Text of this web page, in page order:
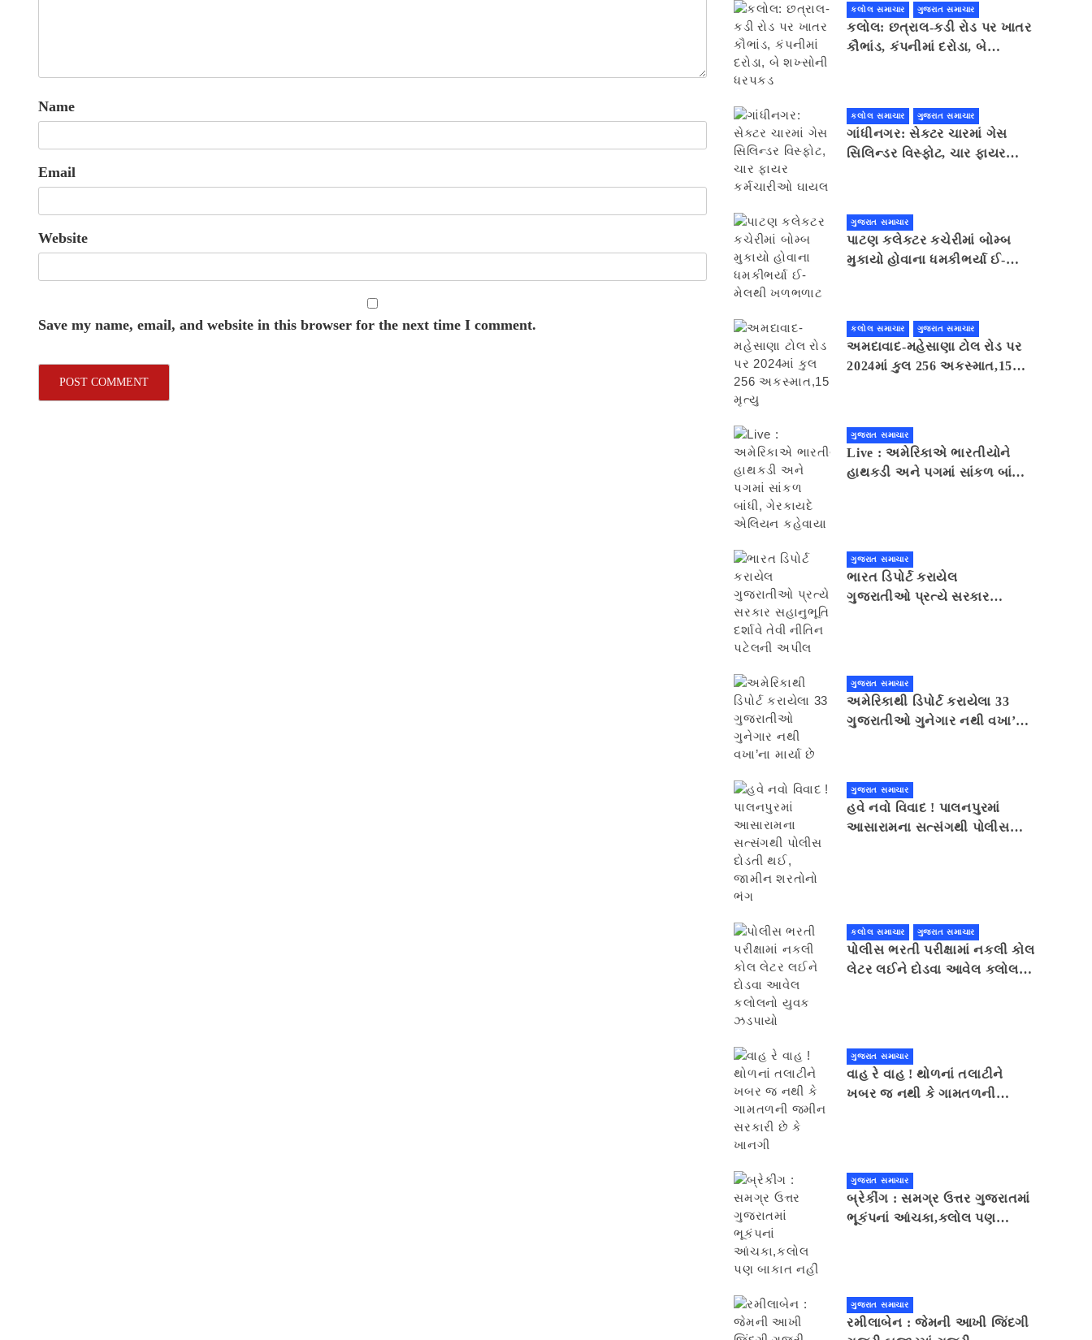
Name
Email
Website
Save my name, email, and website in this browser for the next time I comment.
કલોલ સમાચાર ગુજરાત સમાચાર
કલોલ: છત્રાલ-કડી રોડ પર ખાતર
કૌભાંડ, કંપનીમાં દરોડા, બે
કલોલ સમાચાર ગુજરાત સમાચાર
ગાંધીનગર: સેક્ટર ચારમાં ગેસ
સિલિન્ડર વિસ્ફોટ, ચાર ફાયર
ગુજરાત સમાચાર
પાટણ કલેકટર કચેરીમાં બોમ્બ
મુકાયો હોવાના ધમકીભર્યા ઈ-
કલોલ સમાચાર ગુજરાત સમાચાર
અમદાવાદ-મહેસાણા ટોલ રોડ પર
2024માં કુલ 256 અકસ્માત,15
ગુજરાત સમાચાર
Live : અમેરિકાએ ભારતીયોને
હાથકડી અને પગમાં સાંકળ બાંધી,
ગુજરાત સમાચાર
ભારત ડિપોર્ટ કરાયેલ
ગુજરાતીઓ પ્રત્યે સરકાર
ગુજરાત સમાચાર
અમેરિકાથી ડિપોર્ટ કરાયેલા 33
ગુજરાતીઓ ગુનેગાર નથી વખા’ના
ગુજરાત સમાચાર
હવે નવો વિવાદ ! પાલનપુરમાં
આસારામના સત્સંગથી પોલીસ
કલોલ સમાચાર ગુજરાત સમાચાર
પોલીસ ભરતી પરીક્ષામાં નકલી કોલ
લેટર લઈને દોડવા આવેલ કલોલનો
ગુજરાત સમાચાર
વાહ રે વાહ ! થોળનાં તલાટીને
ખબર જ નથી કે ગામતળની
ગુજરાત સમાચાર
બ્રેકીંગ : સમગ્ર ઉત્તર ગુજરાતમાં
ભૂકંપનાં આંચકા,કલોલ પણ
ગુજરાત સમાચાર
રમીલાબેન : જેમની આખી જિંદગી